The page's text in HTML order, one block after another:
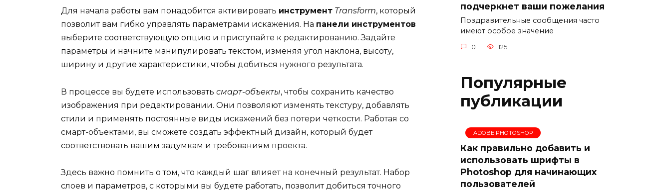
Для начала работы вам понадобится активировать инструмент Transform, который
позволит вам гибко управлять параметрами искажения. На панели инструментов
выберите соответствующую опцию и приступайте к редактированию. Задайте
параметры и начните манипулировать текстом, изменяя угол наклона, высоту,
ширину и другие характеристики, чтобы добиться нужного результата.
В процессе вы будете использовать смарт-объекты, чтобы сохранить качество
изображения при редактировании. Они позволяют изменять текстуру, добавлять
стили и применять постоянные виды искажений без потери четкости. Работая со
смарт-объектами, вы сможете создать эффектный дизайн, который будет
соответствовать вашим задумкам и требованиям проекта.
Здесь важно помнить о том, что каждый шаг влияет на конечный результат. Набор
слоев и параметров, с которыми вы будете работать, позволит добиться точного
подчеркнет ваши пожелания
Поздравительные сообщения часто
имеют особое значение
0 125
Популярные
публикации
ADOBE PHOTOSHOP
Как правильно добавить и
использовать шрифты в
Photoshop для начинающих
пользователей